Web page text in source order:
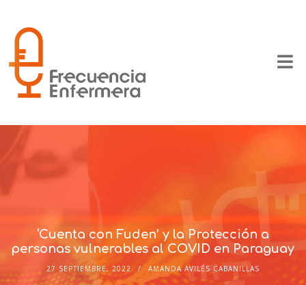
‘Cuenta con Fuden’ y la Protección a
personas vulnerables al COVID en Paraguay
27 SEPTIEMBRE, 2022 AMANDA AVILÉS CABANILLAS